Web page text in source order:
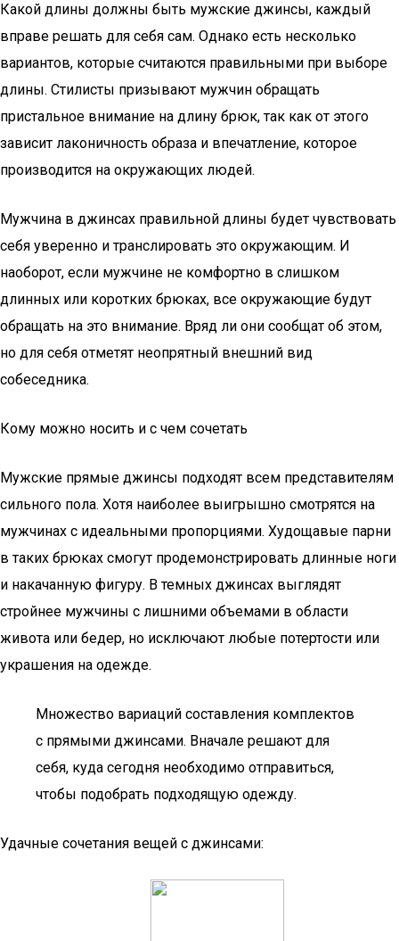
Какой длины должны быть мужские джинсы, каждый
вправе решать для себя сам. Однако есть несколько
вариантов, которые считаются правильными при выборе
длины. Стилисты призывают мужчин обращать
пристальное внимание на длину брюк, так как от этого
зависит лаконичность образа и впечатление, которое
производится на окружающих людей.
Мужчина в джинсах правильной длины будет чувствовать
себя уверенно и транслировать это окружающим. И
наоборот, если мужчине не комфортно в слишком
длинных или коротких брюках, все окружающие будут
обращать на это внимание. Вряд ли они сообщат об этом,
но для себя отметят неопрятный внешний вид
собеседника.
Кому можно носить и с чем сочетать
Мужские прямые джинсы подходят всем представителям
сильного пола. Хотя наиболее выигрышно смотрятся на
мужчинах с идеальными пропорциями. Худощавые парни
в таких брюках смогут продемонстрировать длинные ноги
и накачанную фигуру. В темных джинсах выглядят
стройнее мужчины с лишними объемами в области
живота или бедер, но исключают любые потертости или
украшения на одежде.
Множество вариаций составления комплектов
с прямыми джинсами. Вначале решают для
себя, куда сегодня необходимо отправиться,
чтобы подобрать подходящую одежду.
Удачные сочетания вещей с джинсами: